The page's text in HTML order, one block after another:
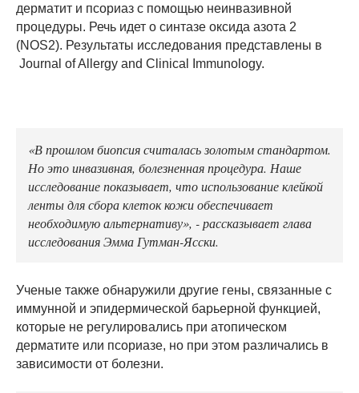
дерматит и псориаз с помощью неинвазивной
процедуры. Речь идет о синтазе оксида азота 2
(NOS2). Результаты исследования представлены в
Journal of Allergy and Clinical Immunology.
«В прошлом биопсия считалась золотым стандартом.
Но это инвазивная, болезненная процедура. Наше
исследование показывает, что использование клейкой
ленты для сбора клеток кожи обеспечивает
необходимую альтернативу», - рассказывает глава
исследования Эмма Гутман-Ясски.
Ученые также обнаружили другие гены, связанные с
иммунной и эпидермической барьерной функцией,
которые не регулировались при атопическом
дерматите или псориазе, но при этом различались в
зависимости от болезни.